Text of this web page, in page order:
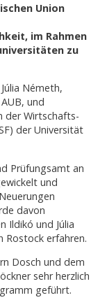
Union
im Rahmen
zu
Németh,
und
der Wirtschafts-
der Universität
Prüfungsamt an
und
davon
Ildikó und Júlia
Rostock erfahren.
Dosch und dem
sehr herzlich
geführt.